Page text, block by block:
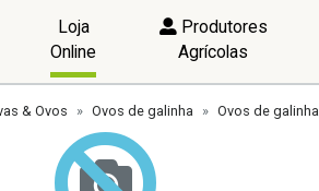
Loja
Online
Produtores
Agrícolas
& Ovos Ovos de galinha Ovos de galinha